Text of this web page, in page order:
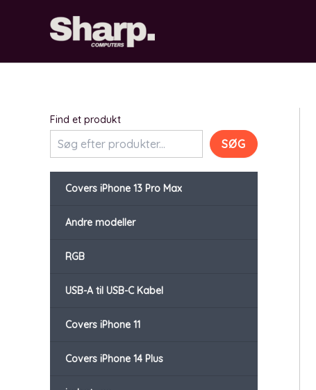
Find et produkt
SØG
Covers iPhone 13 Pro Max
Andre modeller
RGB
USB-A til USB-C Kabel
Covers iPhone 11
Covers iPhone 14 Plus